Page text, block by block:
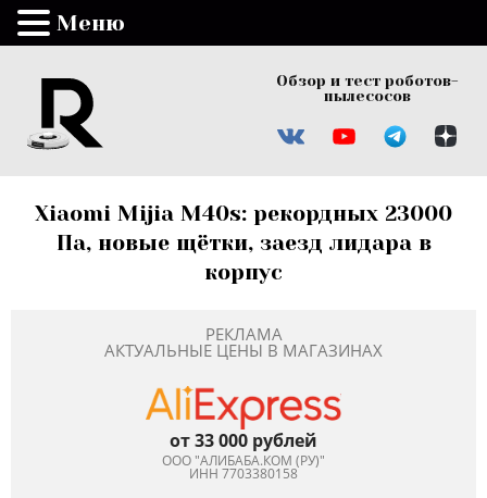
Обзор и тест роботов-
пылесосов
Xiaomi Mijia M40s: рекордных 23000
Па, новые щётки, заезд лидара в
корпус
РЕКЛАМА
АКТУАЛЬНЫЕ ЦЕНЫ В МАГАЗИНАХ
от 33 000 рублей
ООО "АЛИБАБА.КОМ (РУ)"
ИНН 7703380158
Меню